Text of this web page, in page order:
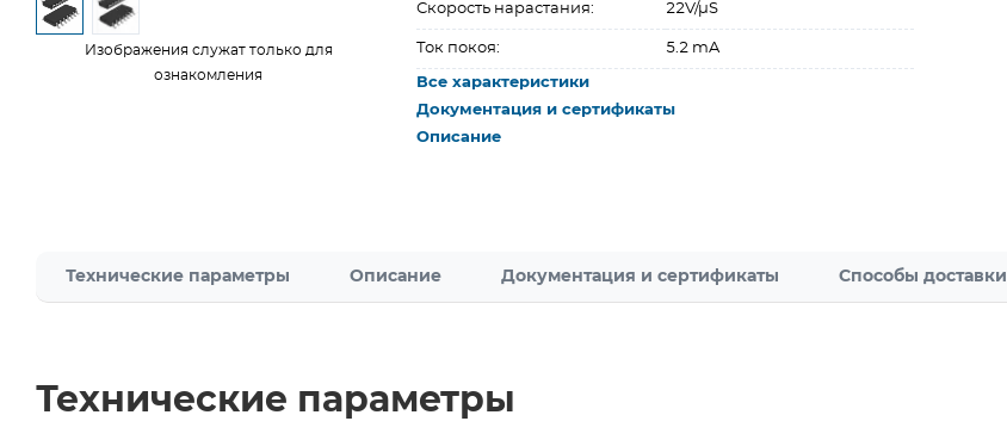
Изображения служат только для
ознакомления
Скорость нарастания: 22V/µS
Ток покоя: 5.2 mA
Все характеристики
Документация и сертификаты
Описание
Технические параметры Описание Документация и сертификаты Способы доставки
Технические параметры